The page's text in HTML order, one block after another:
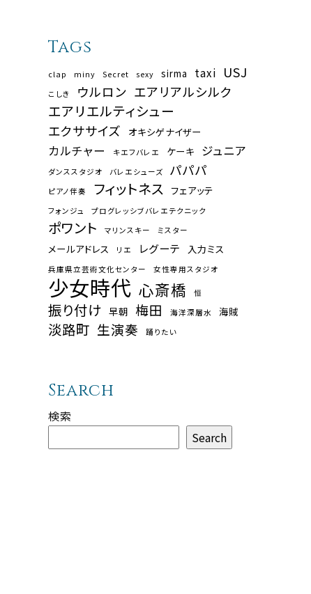
Tags
clap miny Secret sexy sirma taxi USJ
こしき ウルロン エアリアルシルク
エアリエルティシュー
エクササイズ オキシゲナイザー
カルチャー キエフバレエ ケーキ ジュニア
ダンススタジオ バレエシューズ パパパ
ピアノ伴奏 フィットネス フェアッテ
フォンジュ プログレッシブバレエテクニック
ポワント マリンスキー ミスター
メールアドレス リエ レグーテ 入力ミス
兵庫県立芸術文化センター 女性専用スタジオ
少女時代 心斎橋 恒
振り付け 早朝 梅田 海洋深層水 海賊
淡路町 生演奏 踊りたい
Search
検索
Search